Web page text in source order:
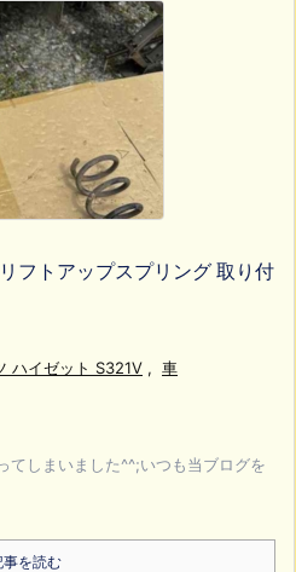
フトアップスプリング 取り付
ハイゼット S321V , 車
てしまいました^^;いつも当ブログを
事を読む